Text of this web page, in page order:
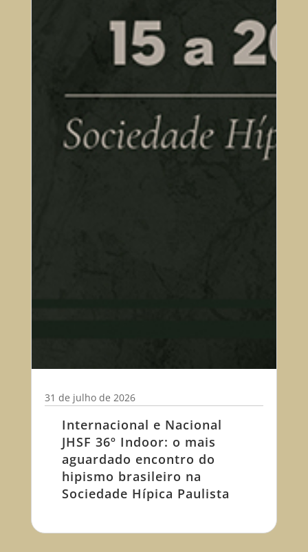
Internacional e Nacional
JHSF 36º Indoor: o mais
aguardado encontro do
hipismo brasileiro na
Sociedade Hípica Paulista
31 de julho de 2026